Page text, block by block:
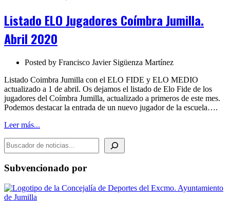
Coímbra
Listado ELO Jugadores Coímbra Jumilla.
Abril 2020
Posted by Francisco Javier Sigüenza Martínez
Listado Coimbra Jumilla con el ELO FIDE y ELO MEDIO
actualizado a 1 de abril. Os dejamos el listado de Elo Fide de los
jugadores del Coímbra Jumilla, actualizado a primeros de este mes.
Podemos destacar la entrada de un nuevo jugador de la escuela….
Leer más...
BUSCADOR DE NOTICIAS
Subvencionado por